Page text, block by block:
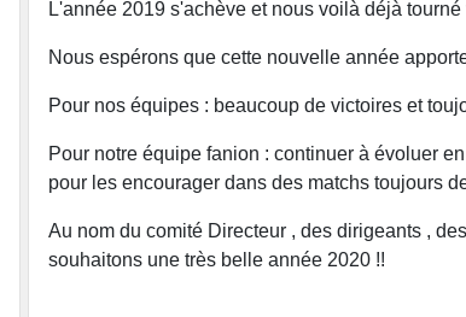
L'année 2019 s'achève et nous voilà déjà
Nous espérons que cette nouvelle année
Pour nos équipes : beaucoup de victoires et
Pour notre équipe fanion : continuer à évoluer
pour les encourager dans des matchs toujours
Au nom du comité Directeur , des dirigeants ,
souhaitons une très belle année 2020 !!